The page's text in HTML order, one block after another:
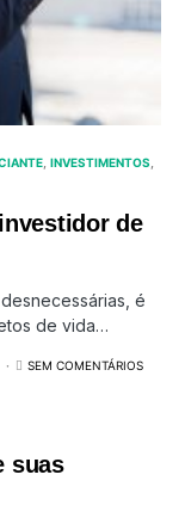
INVESTIMENTOS
de
é
de vida…
SEM COMENTÁRIOS
suas